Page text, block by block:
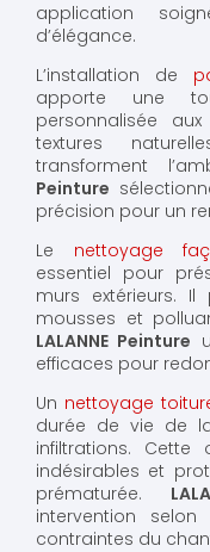
application
d’élégance.
L’installation de
apporte une
personnalisée
textures
transforment
Peinture
précision pour un
Le nettoyage
essentiel pour
murs extérieurs. Il
mousses et
LALANNE Peinture
efficaces pour
Un nettoyage
durée de vie de
infiltrations. Cette
indésirables et
prématurée.
intervention
contraintes du